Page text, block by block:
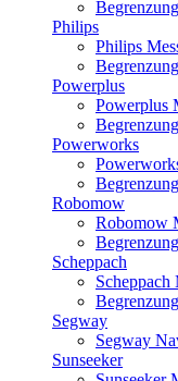
Philips
Philips
Powerplus
Powerplus
Powerworks
Robomow
Robomow
Scheppach
Scheppach
Segway
Segway
Sunseeker